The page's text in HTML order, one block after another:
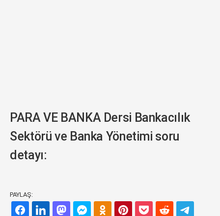
PARA VE BANKA Dersi Bankacılık
Sektörü ve Banka Yönetimi soru
detayı:
PAYLAŞ: